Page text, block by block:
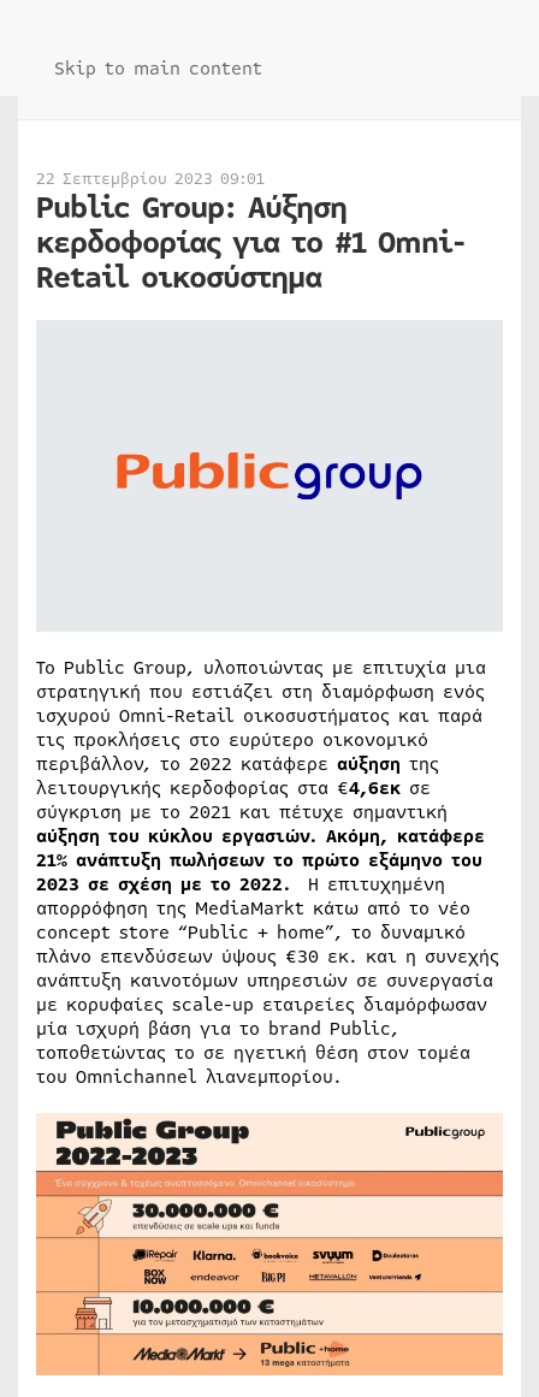
Skip to main content
22 Σεπτεμβρίου 2023 09:01
Public Group: Αύξηση
κερδοφορίας για το #1 Omni-
Retail οικοσύστημα
Το Public Group, υλοποιώντας με επιτυχία μια
στρατηγική που εστιάζει στη διαμόρφωση ενός
ισχυρού Omni-Retail οικοσυστήματος και παρά
τις προκλήσεις στο ευρύτερο οικονομικό
περιβάλλον, το 2022 κατάφερε αύξηση της
λειτουργικής κερδοφορίας στα €4,6εκ σε
σύγκριση με το 2021 και πέτυχε σημαντική
αύξηση του κύκλου εργασιών. Ακόμη, κατάφερε
21% ανάπτυξη πωλήσεων το πρώτο εξάμηνο του
2023 σε σχέση με το 2022. Η επιτυχημένη
απορρόφηση της MediaMarkt κάτω από το νέο
concept store “Public + home”, το δυναμικό
πλάνο επενδύσεων ύψους €30 εκ. και η συνεχής
ανάπτυξη καινοτόμων υπηρεσιών σε συνεργασία
με κορυφαίες scale-up εταιρείες διαμόρφωσαν
μία ισχυρή βάση για το brand Public,
τοποθετώντας το σε ηγετική θέση στον τομέα
του Οmnichannel λιανεμπορίου.